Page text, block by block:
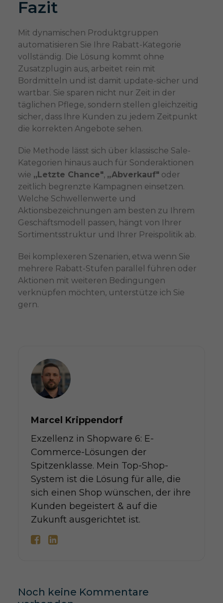
Fazit
Mit dynamischen Produktgruppen
automatisieren Sie Ihre Rabatt-Kategorie
vollständig. Die Lösung kommt ohne
Zusatzplugin aus, arbeitet rein mit
Bordmitteln und ist damit update-sicher und
wartbar. Sie sparen nicht nur Zeit in der
täglichen Pflege, sondern stellen gleichzeitig
sicher, dass Ihre Kunden zu jedem Zeitpunkt
die korrekten Angebote sehen.
Die Methode lässt sich über klassische Sale-
Kategorien hinaus auch für Sonderaktionen
wie „Letzte Chance", „Abverkauf"oder
zeitlich begrenzte Kampagnen einsetzen.
Welche Schwellenwerte und
Aktionsbezeichnungen am besten zu Ihrem
Geschäftsmodell passen, hängt von Ihrer
Sortimentsstruktur und Ihrer Preispolitik ab.
Bei komplexeren Szenarien, etwa wenn Sie
mehrere Rabatt-Stufen parallel führen oder
Aktionen mit weiteren Bedingungen
verknüpfen möchten, unterstütze ich Sie
gern.
Marcel Krippendorf
Exzellenz in Shopware 6: E-
Commerce-Lösungen der
Spitzenklasse. Mein Top-Shop-
System ist die Lösung für alle, die
sich einen Shop wünschen, der ihre
Kunden begeistert & auf die
Zukunft ausgerichtet ist.
Noch keine Kommentare